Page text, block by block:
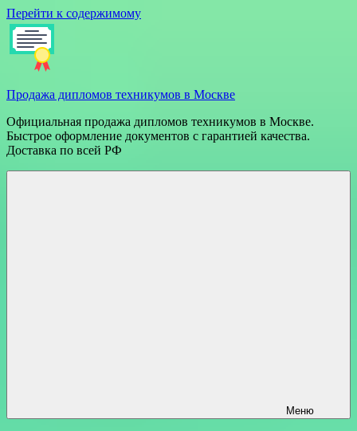
Перейти к содержимому
Продажа дипломов техникумов в Москве
Официальная продажа дипломов техникумов в Москве.
Быстрое оформление документов с гарантией качества.
Доставка по всей РФ
Меню